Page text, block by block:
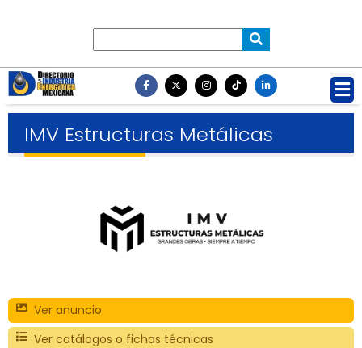
IMV Estructuras Metálicas
Ver anuncio
Ver catálogos o fichas técnicas